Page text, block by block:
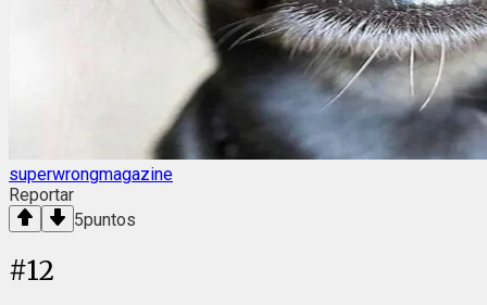
superwrongmagazine
Reportar
5puntos
#12